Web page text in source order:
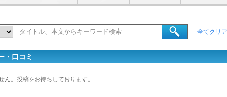
全てクリア
・口コミ
ん。投稿をお待ちしております。